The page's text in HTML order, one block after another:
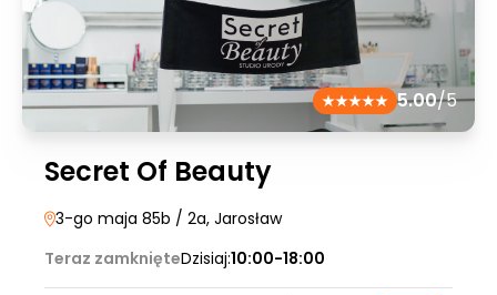
5.00/5
Secret Of Beauty
3-go maja 85b / 2a, Jarosław
Teraz zamknięteDzisiaj:10:00-18:00